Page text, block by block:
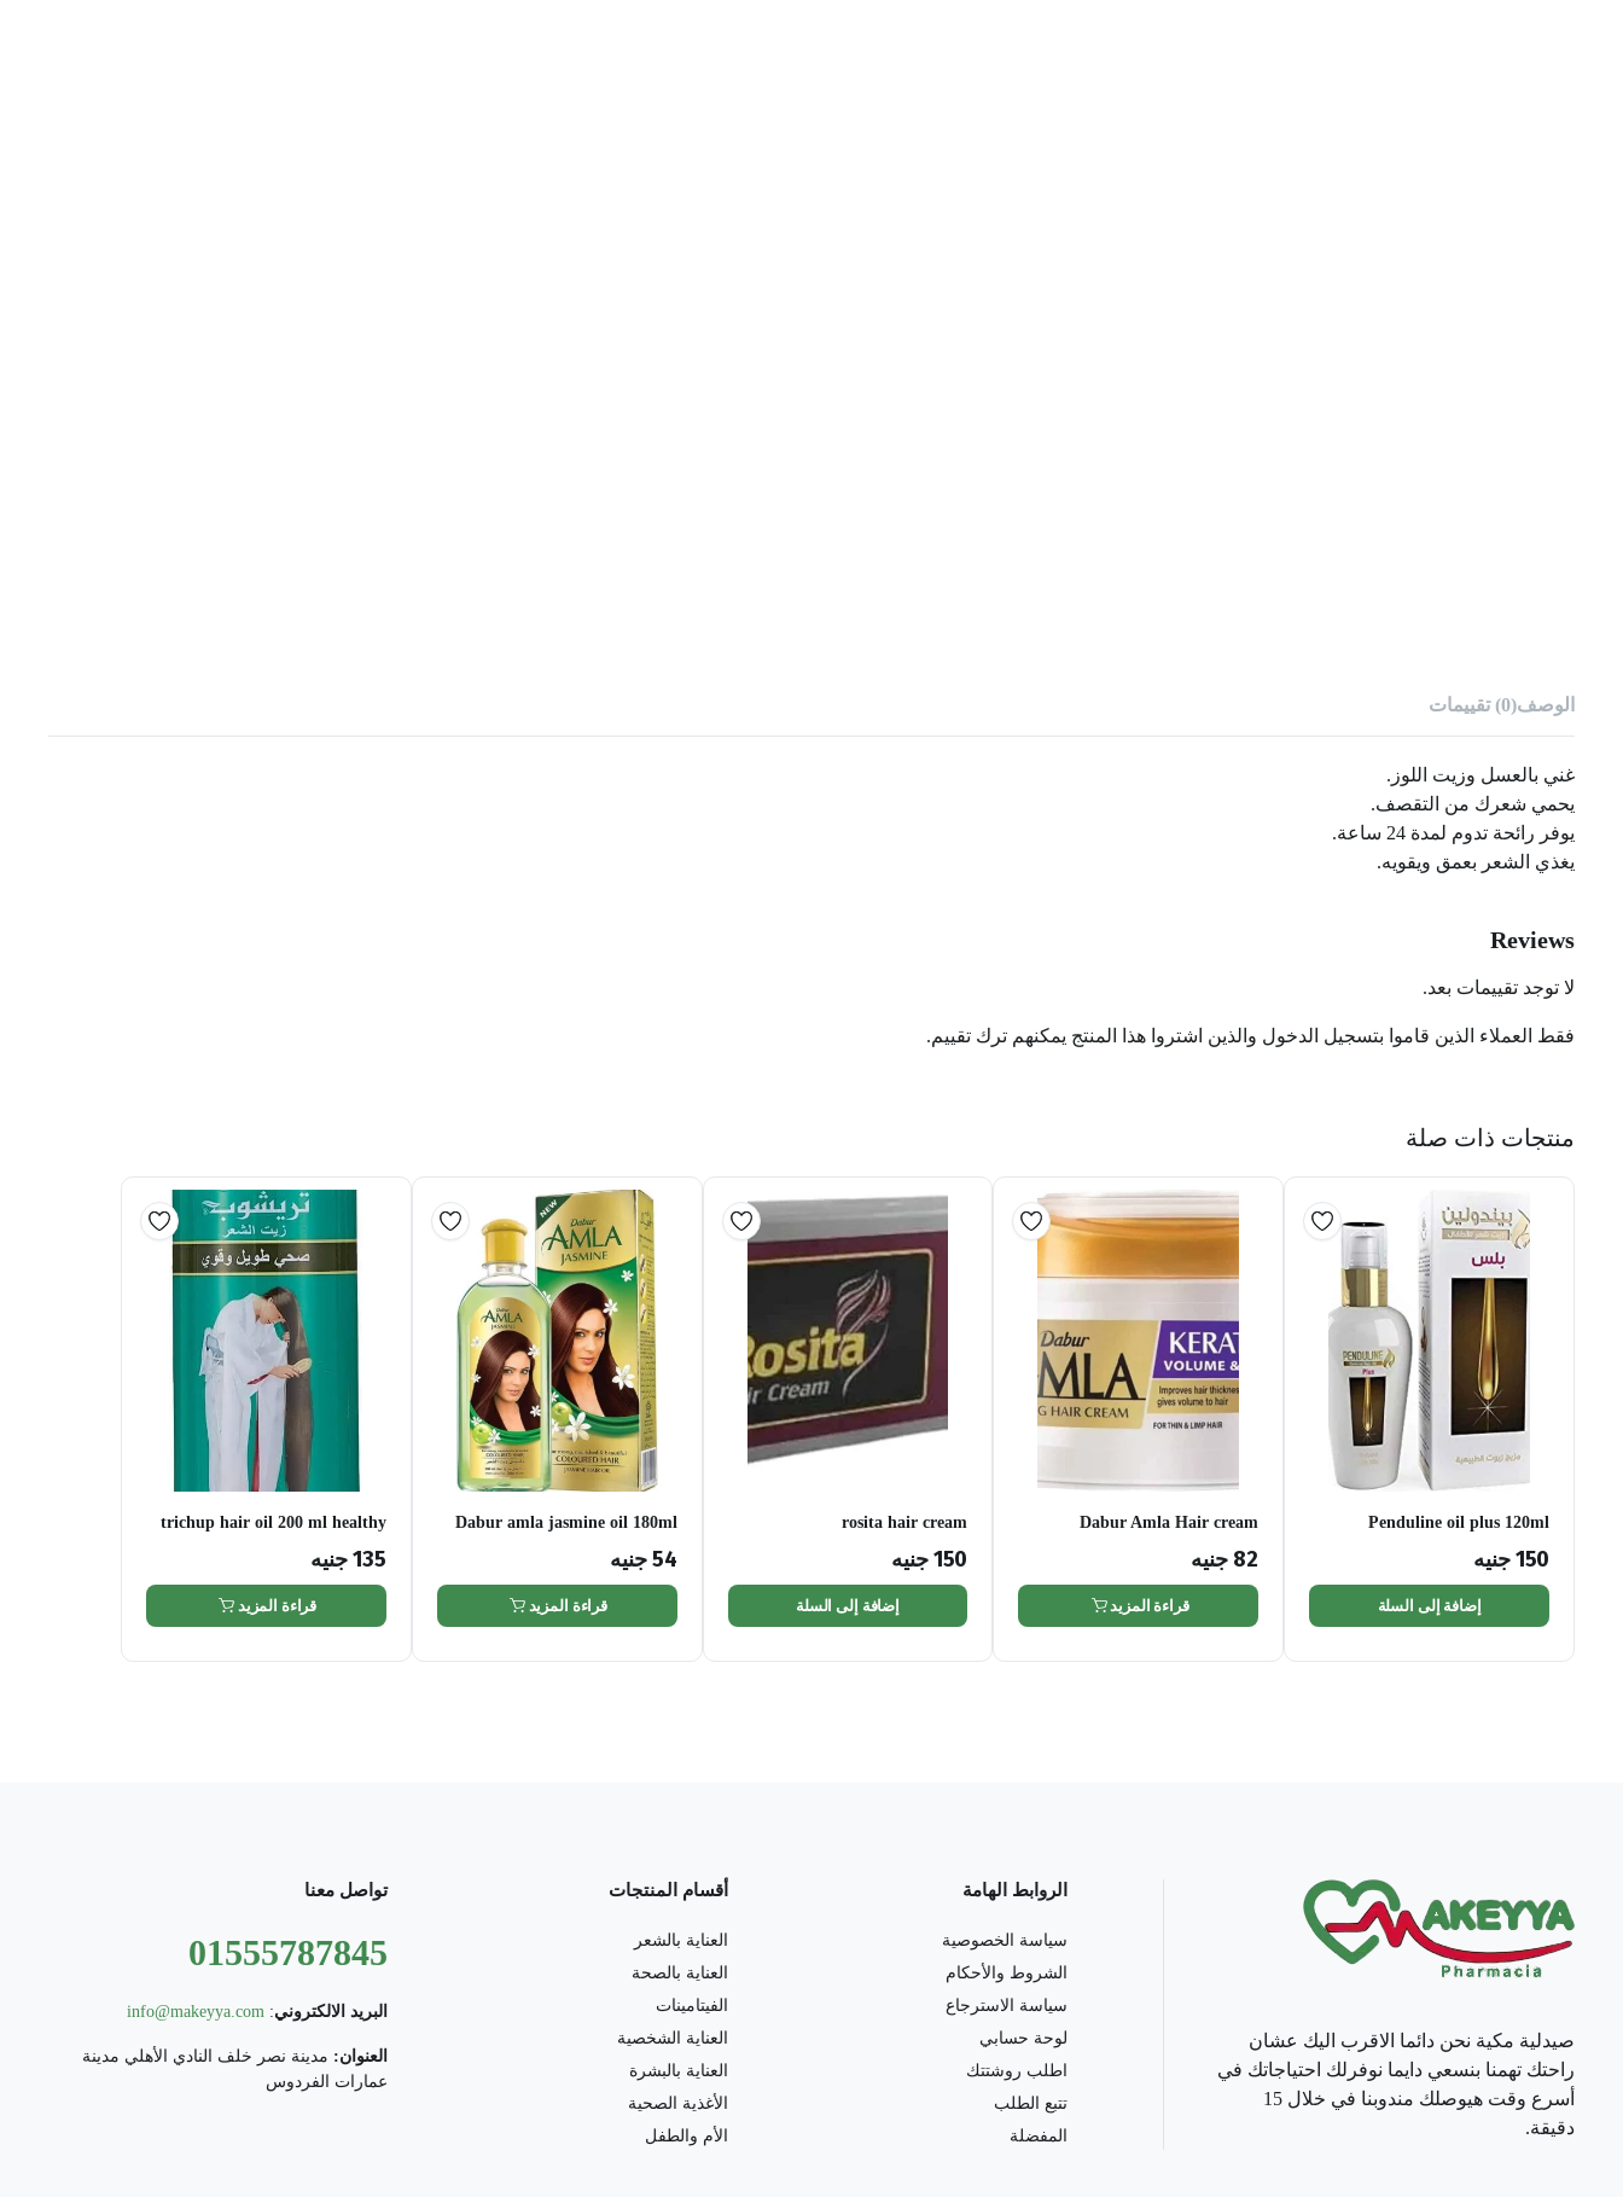
الوصف(0) تقييمات
غني بالعسل وزيت اللوز.
يحمي شعرك من التقصف.
يوفر رائحة تدوم لمدة 24 ساعة.
يغذي الشعر بعمق ويقويه.
Reviews
لا توجد تقييمات بعد.
فقط العملاء الذين قاموا بتسجيل الدخول والذين اشتروا هذا المنتج يمكنهم ترك تقييم.
منتجات ذات صلة
Penduline oil plus 120ml
150جنيه
إضافة إلى السلة
Dabur Amla Hair cream
82 جنيه
قراءة المزيد
rosita hair cream
150 جنيه
إضافة إلى السلة
Dabur amla jasmine oil 180ml
54جنيه
قراءة المزيد
trichup hair oil 200 ml healthy
135جنيه
قراءة المزيد
صيدلية مكية نحن دائما الاقرب اليك عشان
راحتك تهمنا بنسعي دايما نوفرلك احتياجاتك في
أسرع وقت هيوصلك مندوبنا في خلال 15
دقيقة.
الروابط الهامة
سياسة الخصوصية
الشروط والأحكام
سياسة الاسترجاع
لوحة حسابي
اطلب روشتتك
تتبع الطلب
المفضلة
أقسام المنتجات
العناية بالشعر
العناية بالصحة
الفيتامينات
العناية الشخصية
العناية بالبشرة
الأغذية الصحية
الأم والطفل
تواصل معنا
01555787845
البريد الالكتروني:
info@makeyya.com
العنوان: مدينة نصر خلف النادي الأهلي مدينة
عمارات الفردوس